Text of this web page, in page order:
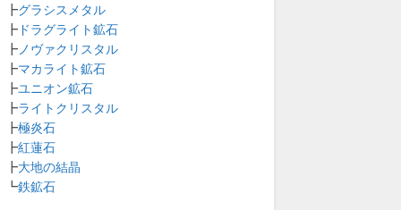
┣グラシスメタル
┣ ドラグライト鉱石
┣ ノヴァクリスタル
┣マカライト鉱石
┣ユニオン鉱石
┣ライトクリスタル
┣極炎石
┣紅蓮石
┣大地の結晶
┗鉄鉱石